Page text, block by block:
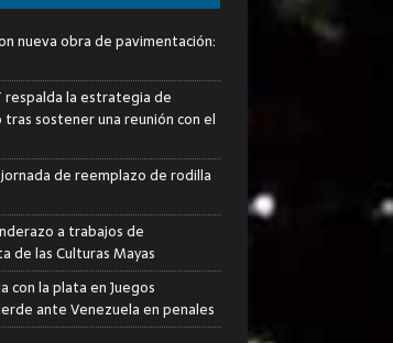
nueva obra de pavimentación:
la estrategia de
sostener una reunión con el
jornada de reemplazo de rodilla
a trabajos de
de las Culturas Mayas
con la plata en Juegos
ante Venezuela en penales